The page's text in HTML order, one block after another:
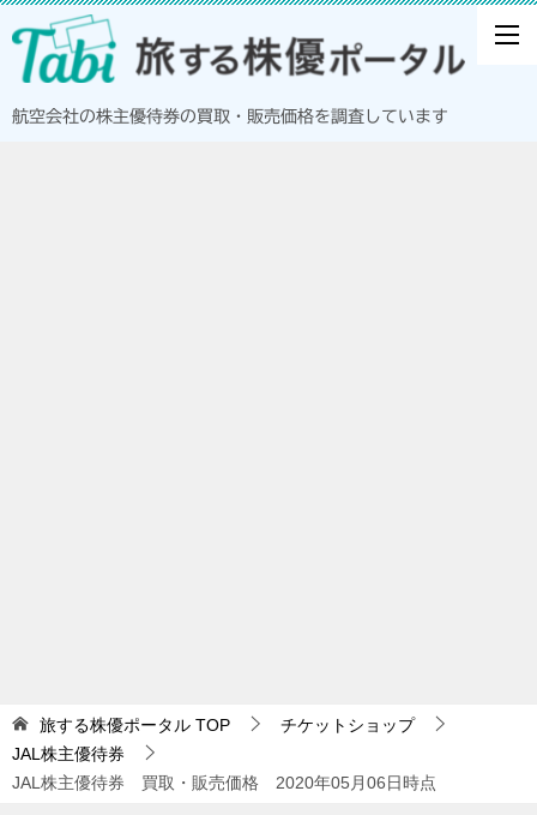
航空会社の株主優待券の買取・販売価格を調査しています
旅する株優ポータル TOP
チケットショップ
JAL株主優待券
JAL株主優待券 買取・販売価格 2020年05月06日時点